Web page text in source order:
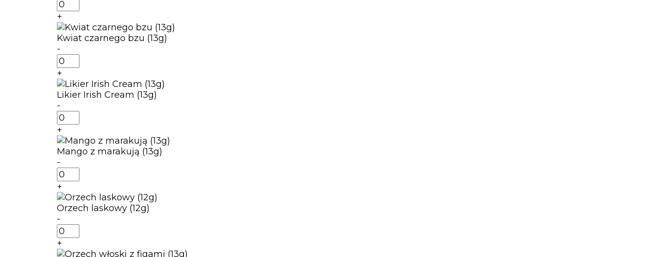
ilość
Kokos
z
owocami
egzotycznymi
(13g)
+
Kwiat czarnego bzu (13g)
-
ilość
Kwiat
czarnego
bzu
+
Likier Irish Cream (13g)
-
ilość
Likier
Irish
Cream
+
Mango z marakują (13g)
-
ilość
Mango
z
marakują
+
Orzech laskowy (12g)
-
ilość
Orzech
laskowy
+